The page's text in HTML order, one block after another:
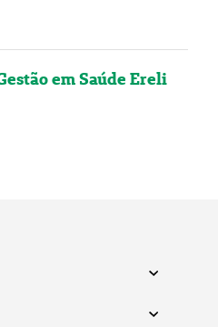
em Saúde Ereli